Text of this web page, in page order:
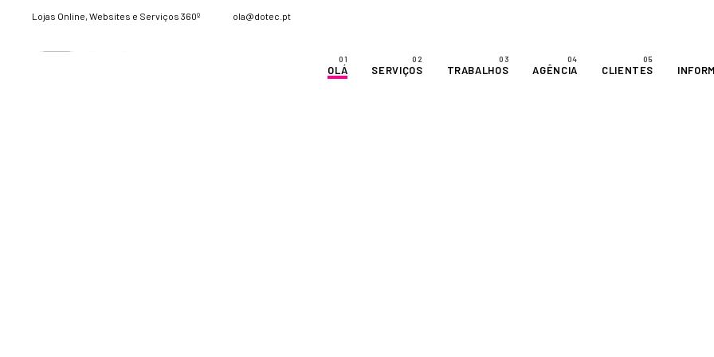
Lojas Online, Websites e Serviços 360º ola@dotec.pt
OLÁ SERVIÇOS TRABALHOS AGÊNCIA CLIENTES